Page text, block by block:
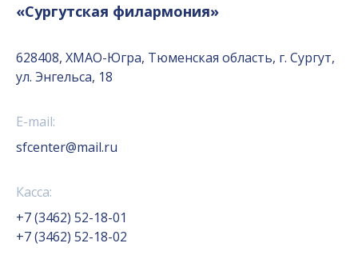
«Сургутская филармония»
628408, ХМАО-Югра, Тюменская область, г. Сургут,
ул. Энгельса, 18
E-mail:
sfcenter@mail.ru
Касса:
+7 (3462) 52-18-01
+7 (3462) 52-18-02